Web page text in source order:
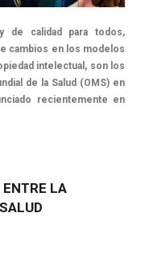
de calidad para todos,
cambios en los modelos
intelectual, son los
de la Salud (OMS) en
recientemente en
ENTRE LA
SALUD